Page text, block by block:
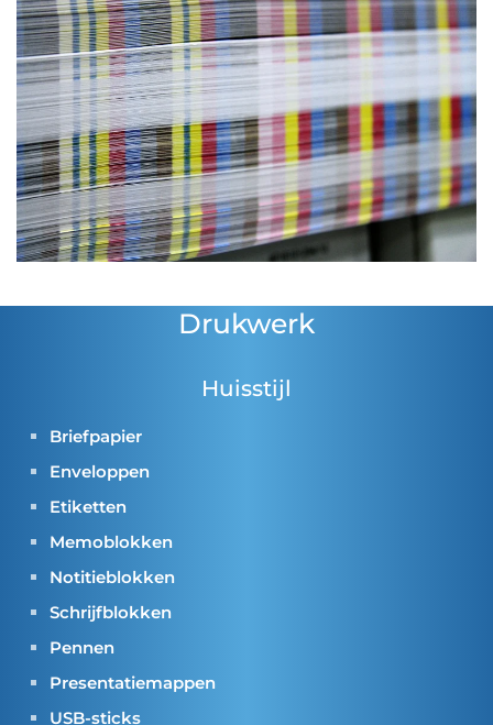
Drukwerk
Huisstijl
Briefpapier
Enveloppen
Etiketten
Memoblokken
Notitieblokken
Schrijfblokken
Pennen
Presentatiemappen
USB-sticks